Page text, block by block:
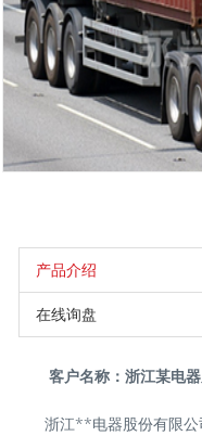
产品介绍
在线询盘
客户名称：浙江某电
浙江**电器股份有限公